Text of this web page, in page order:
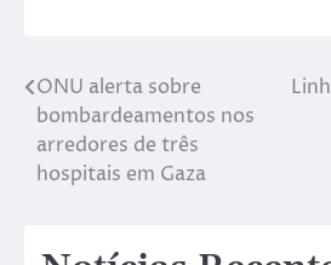
ONU alerta sobre
bombardeamentos nos
arredores de três
hospitais em Gaza